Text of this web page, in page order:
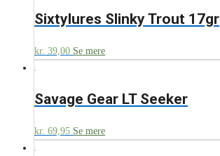
Sixtylures Slinky Trout 17gr
kr. 39,00 Se mere
Savage Gear LT Seeker
kr. 69,95 Se mere